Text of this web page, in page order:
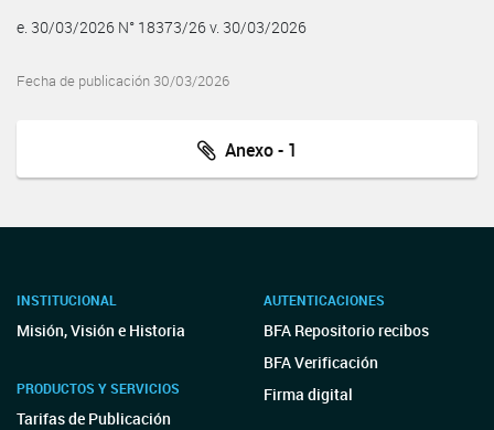
e. 30/03/2026 N° 18373/26 v. 30/03/2026
Fecha de publicación 30/03/2026
Anexo - 1
INSTITUCIONAL
Misión, Visión e Historia
PRODUCTOS Y SERVICIOS
Tarifas de Publicación
AUTENTICACIONES
BFA Repositorio recibos
BFA Verificación
Firma digital